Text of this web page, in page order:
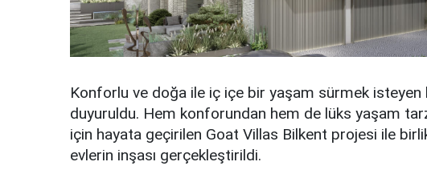
Konforlu ve doğa ile iç içe bir yaşam sürmek
duyuruldu. Hem konforundan hem de lüks yaşam
için hayata geçirilen Goat Villas Bilkent projesi ile
evlerin inşası gerçekleştirildi.